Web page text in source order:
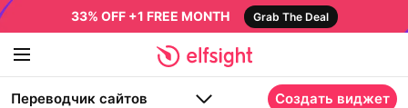
33% OFF +1 FREE MONTH Grab The Deal
Переводчик сайтов Создать виджет